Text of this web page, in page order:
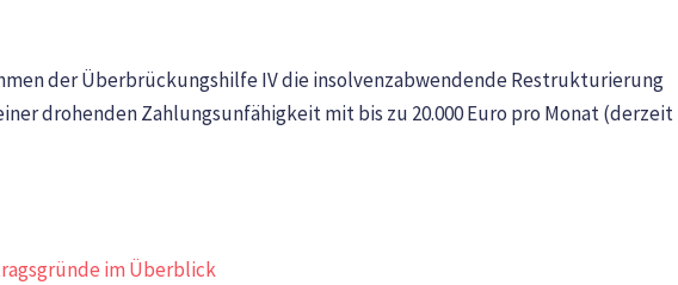
der Überbrückungshilfe IV die insolvenzabwendende Restrukturierung
drohenden Zahlungsunfähigkeit mit bis zu 20.000 Euro pro Monat (derzeit
im Überblick